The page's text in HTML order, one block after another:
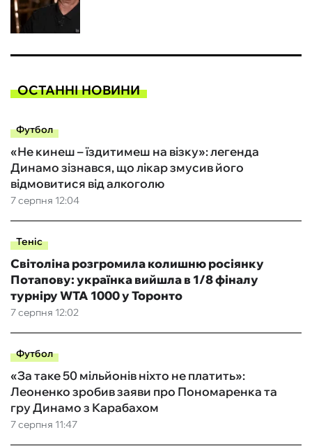
ОСТАННІ НОВИНИ
Футбол
7 серпня 12:04
«Не кинеш – їздитимеш на візку»: легенда
Динамо зізнався, що лікар змусив його
відмовитися від алкоголю
Теніс
7 серпня 12:02
Світоліна розгромила колишню росіянку
Потапову: українка вийшла в 1/8 фіналу
турніру WTA 1000 у Торонто
Футбол
7 серпня 11:47
«За таке 50 мільйонів ніхто не платить»:
Леоненко зробив заяви про Пономаренка та
гру Динамо з Карабахом